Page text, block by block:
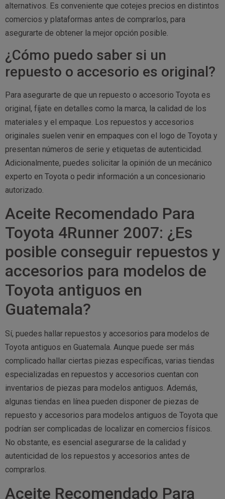
alternativos. Es conveniente que cotejes precios en distintos
comercios y plataformas antes de comprarlos, para
asegurarte de obtener la mejor opción posible.
¿Cómo puedo saber si un
repuesto o accesorio es original?
Para asegurarte de que un repuesto o accesorio Toyota es
original, fíjate en detalles como la marca, la calidad de los
materiales y el empaque. Los repuestos y accesorios
originales suelen venir en empaques con el logo de Toyota y
presentan números de serie y etiquetas de autenticidad.
Adicionalmente, puedes solicitar la opinión de un mecánico
experto en Toyota o pedir información a un concesionario
autorizado.
Aceite Recomendado Para
Toyota 4Runner 2007: ¿Es
posible conseguir repuestos y
accesorios para modelos de
Toyota antiguos en
Guatemala?
Sí, puedes hallar repuestos y accesorios para modelos de
Toyota antiguos en Guatemala. Aunque puede ser más
complicado hallar ciertas piezas específicas, varias tiendas
especializadas en repuestos y accesorios cuentan con
inventarios de piezas para modelos antiguos. Además,
algunas tiendas en línea pueden disponer de piezas de
repuesto y accesorios para modelos antiguos de Toyota que
podrían ser complicadas de localizar en comercios físicos.
No obstante, es esencial asegurarse de la calidad y
autenticidad de los repuestos y accesorios antes de
comprarlos.
Aceite Recomendado Para